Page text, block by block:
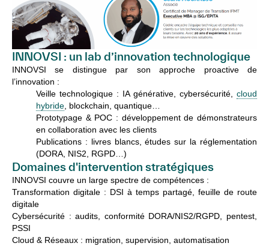
INNOVSI : un lab d’innovation technologique
INNOVSI se distingue par son approche proactive de
l’innovation :
Veille technologique : IA générative, cybersécurité, cloud
hybride , blockchain, quantique…
Prototypage & POC : développement de démonstrateurs
en collaboration avec les clients
Publications : livres blancs, études sur la réglementation
(DORA, NIS2, RGPD…)
Domaines d'intervention stratégiques
INNOVSI couvre un large spectre de compétences :
Transformation digitale : DSI à temps partagé, feuille de route
digitale
Cybersécurité : audits, conformité DORA/NIS2/RGPD, pentest,
PSSI
Cloud & Réseaux : migration, supervision, automatisation